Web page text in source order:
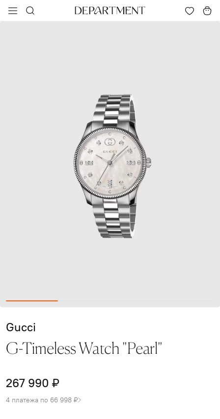
Gucci
G-Timeless Watch "Pearl"
267 990 ₽
4 платежа по 66 998 ₽